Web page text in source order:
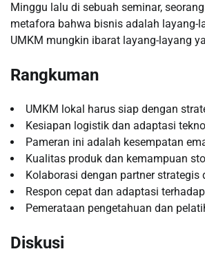
Minggu lalu di sebuah seminar,
metafora bahwa bisnis adalah layang-
UMKM mungkin ibarat layang-layang
Rangkuman
UMKM lokal harus siap dengan
Kesiapan logistik dan adaptasi
Pameran ini adalah kesempatan
Kualitas produk dan kemampuan
Kolaborasi dengan partner
Respon cepat dan adaptasi
Pemerataan pengetahuan dan
Diskusi